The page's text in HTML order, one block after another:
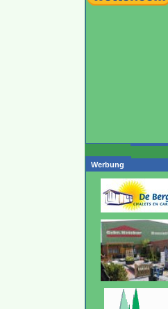
Werbung